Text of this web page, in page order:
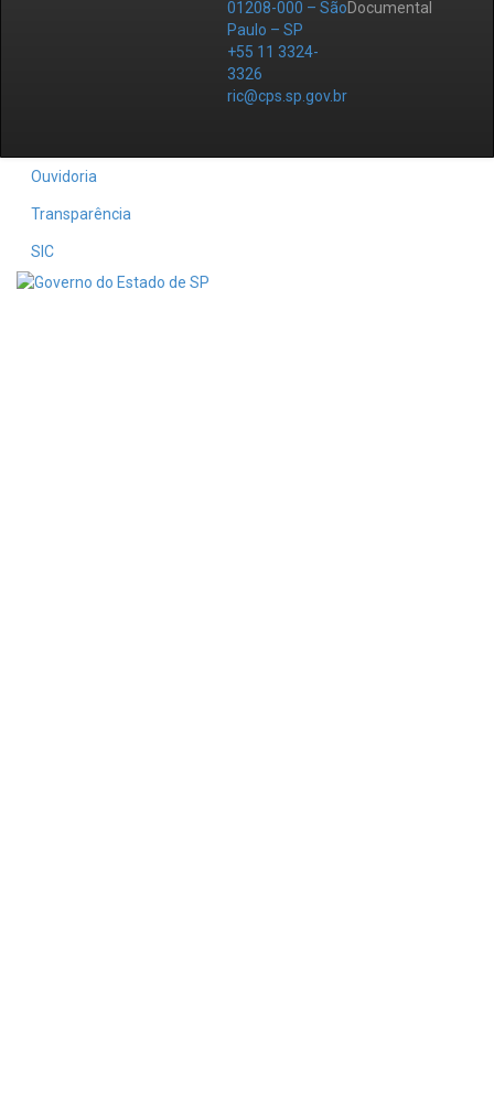
01208-000 – São
Paulo – SP
+55 11 3324-
3326
ric@cps.sp.gov.br
Documental
Ouvidoria
Transparência
SIC